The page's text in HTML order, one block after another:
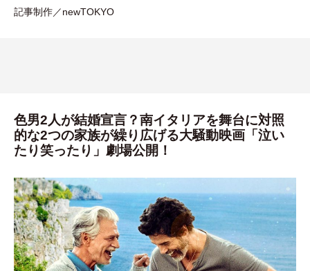
記事制作／newTOKYO
色男2人が結婚宣言？南イタリアを舞台に対照
的な2つの家族が繰り広げる大騒動映画「泣い
たり笑ったり」劇場公開！